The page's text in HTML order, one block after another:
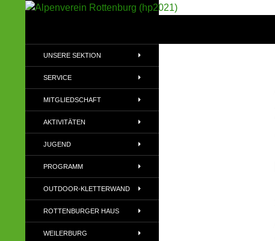
(DAV)
UNSERE SEKTION
SERVICE
MITGLIEDSCHAFT
AKTIVITÄTEN
JUGEND
PROGRAMM
OUTDOOR-KLETTERWAND
ROTTENBURGER HAUS
WEILERBURG